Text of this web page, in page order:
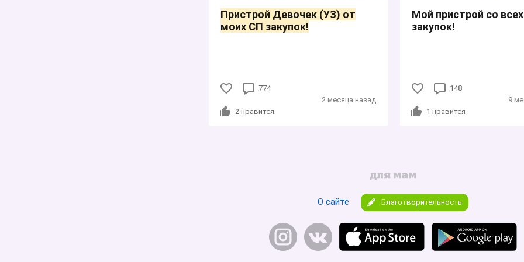
Пристрой Девочек (УЗ) от
моих СП закупок!
774
2 нравится
2 месяца назад
Мой пристрой со всех
закупок!
148
1 нравится
9
О сайте Благотворительность